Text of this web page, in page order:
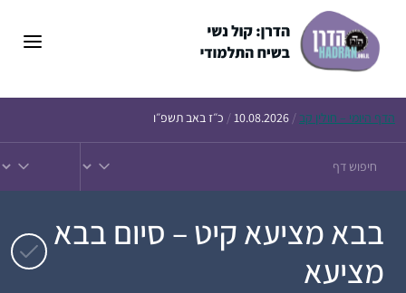
הדף היומי – חולין קב /
10.08.2026
/ כ״ז באב תשפ״ו
בבא מציעא קיט – סיום בבא
מציעא